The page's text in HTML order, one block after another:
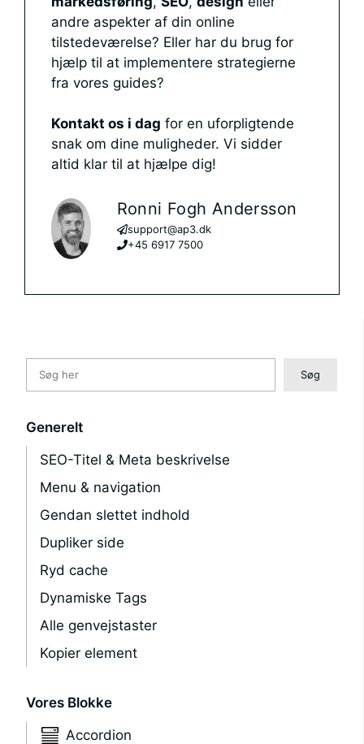
andre aspekter af din online
tilstedeværelse? Eller har du brug for
hjælp til at implementere strategierne
fra vores guides?
Kontakt os i dag for en uforpligtende
snak om dine muligheder. Vi sidder
altid klar til at hjælpe dig!
Ronni Fogh Andersson
support@ap3.dk
+45 6917 7500
Søg Søg
Generelt
SEO-Titel & Meta beskrivelse
Menu & navigation
Gendan slettet indhold
Dupliker side
Ryd cache
Dynamiske Tags
Alle genvejstaster
Kopier element
Vores Blokke
Accordion